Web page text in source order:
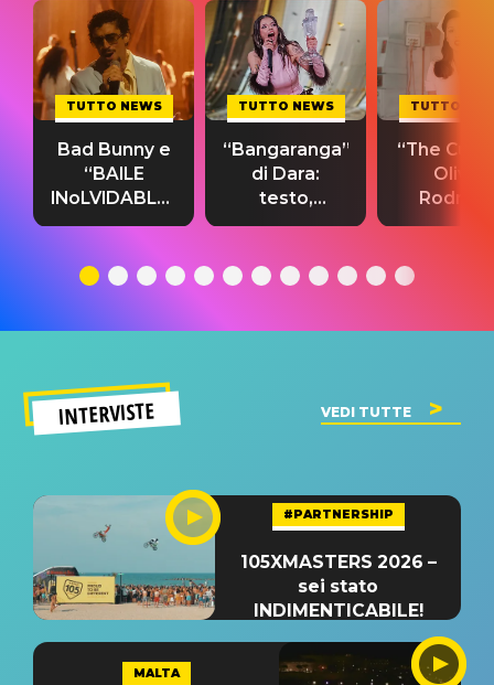
TUTTO NEWS
Bad Bunny e
“BAILE
INoLVIDABLE”:
testo,
significato
TUTTO NEWS
“Bangaranga”
di Dara:
testo,
traduzione e
del singolo
TUTTO
“The
Olivia
testo,
INTERVISTE VEDI TUTTE
#PARTNERSHIP
105XMASTERS 2026 –
sei stato
INDIMENTICABILE!
MALTA